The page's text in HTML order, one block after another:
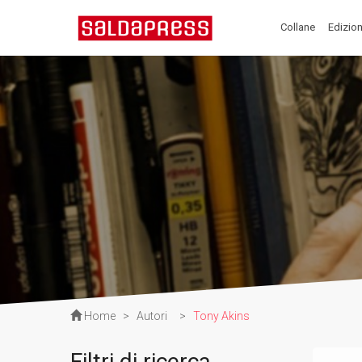
Collane
Home > Autori > Tony Akins